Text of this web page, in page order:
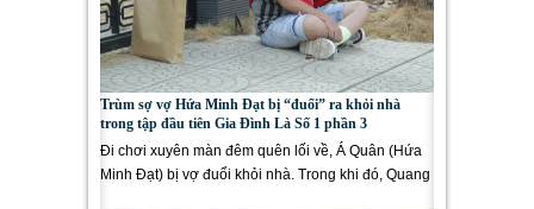
Trùm sợ vợ Hứa Minh Đạt bị “đuổi” ra khỏi nhà
trong tập đầu tiên Gia Đình Là Số 1 phần 3
Đi chơi xuyên màn đêm quên lối về, Á Quân (Hứa
Minh Đạt) bị vợ đuổi khỏi nhà. Trong khi đó, Quang